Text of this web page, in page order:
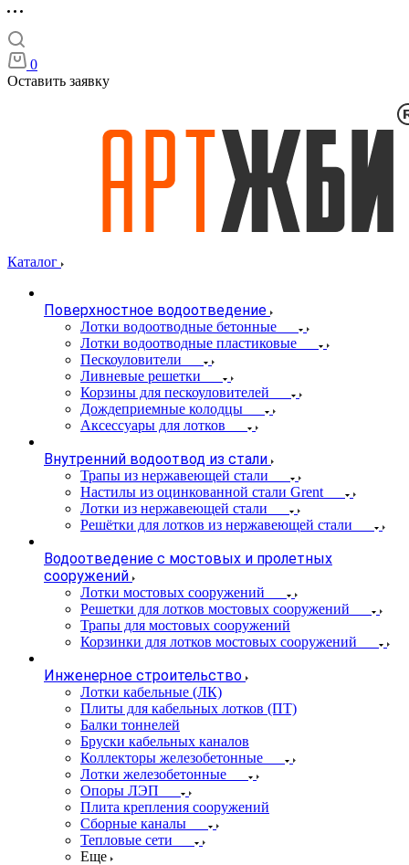
0
Оставить заявку
Каталог
Поверхностное водоотведение
Лотки водоотводные бетонные
Лотки водоотводные пластиковые
Пескоуловители
Ливневые решетки
Корзины для пескоуловителей
Дождеприемные колодцы
Аксессуары для лотков
Внутренний водоотвод из стали
Трапы из нержавеющей стали
Настилы из оцинкованной стали Grent
Лотки из нержавеющей стали
Решётки для лотков из нержавеющей стали
Водоотведение с мостовых и пролетных
сооружений
Лотки мостовых сооружений
Решетки для лотков мостовых сооружений
Трапы для мостовых сооружений
Корзинки для лотков мостовых сооружений
Инженерное строительство
Лотки кабельные (ЛК)
Плиты для кабельных лотков (ПТ)
Балки тоннелей
Бруски кабельных каналов
Коллекторы железобетонные
Лотки железобетонные
Опоры ЛЭП
Плита крепления сооружений
Сборные каналы
Тепловые сети
Еще